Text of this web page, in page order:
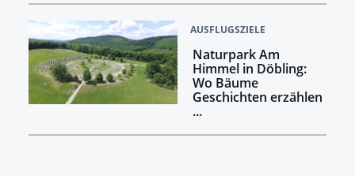
AUSFLUGSZIELE
Naturpark Am
Himmel in Döbling:
Wo Bäume
Geschichten erzählen
...